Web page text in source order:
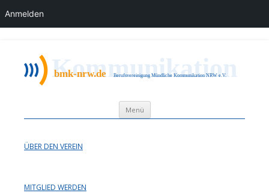
bmk nrw
Berufsvereinigung Mündliche Kommunikation NRW e.V.
Menü Zum Inhalt springen
ÜBER DEN VEREIN
MITGLIED WERDEN
Anmelden